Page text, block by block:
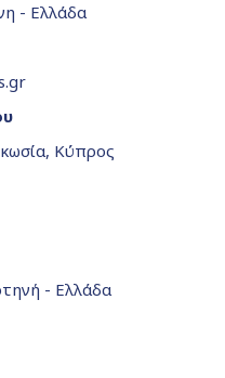
- Ελλάδα
Κύπρος
- Ελλάδα